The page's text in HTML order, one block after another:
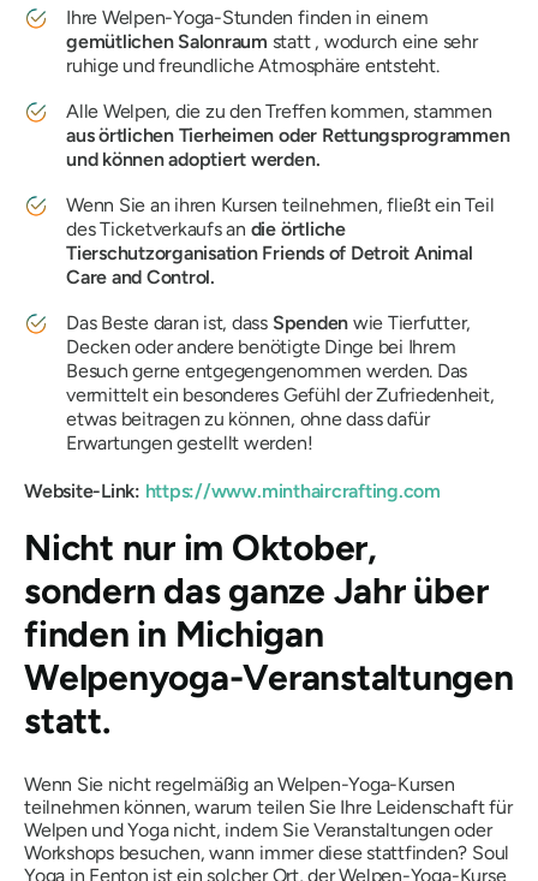
Ihre Welpen-Yoga-Stunden finden in einem
gemütlichen Salonraum statt , wodurch eine sehr
ruhige und freundliche Atmosphäre entsteht.
Alle Welpen, die zu den Treffen kommen, stammen
aus örtlichen Tierheimen oder Rettungsprogrammen
und können adoptiert werden.
Wenn Sie an ihren Kursen teilnehmen, fließt ein Teil
des Ticketverkaufs an die örtliche
Tierschutzorganisation Friends of Detroit Animal
Care and Control.
Das Beste daran ist, dass Spenden wie Tierfutter,
Decken oder andere benötigte Dinge bei Ihrem
Besuch gerne entgegengenommen werden. Das
vermittelt ein besonderes Gefühl der Zufriedenheit,
etwas beitragen zu können, ohne dass dafür
Erwartungen gestellt werden!
Website-Link: https://www.minthaircrafting.com
Nicht nur im Oktober,
sondern das ganze Jahr über
finden in Michigan
Welpenyoga-Veranstaltungen
statt.
Wenn Sie nicht regelmäßig an Welpen-Yoga-Kursen
teilnehmen können, warum teilen Sie Ihre Leidenschaft für
Welpen und Yoga nicht, indem Sie Veranstaltungen oder
Workshops besuchen, wann immer diese stattfinden? Soul
Yoga in Fenton ist ein solcher Ort, der Welpen-Yoga-Kurse